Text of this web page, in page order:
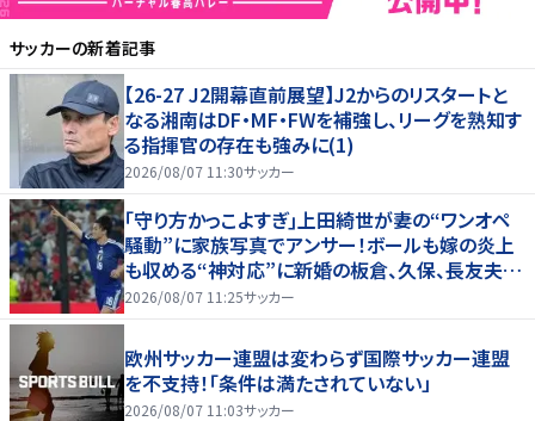
サッカーの新着記事
【26-27 J2開幕直前展望】J2からのリスタートと
なる湘南はDF・MF・FWを補強し、リーグを熟知す
る指揮官の存在も強みに(1)
2026/08/07 11:30サッカー
｢守り方かっこよすぎ｣上田綺世が妻の“ワンオペ
騒動”に家族写真でアンサー！ボールも嫁の炎上
も収める“神対応”に新婚の板倉、久保、長友夫妻
もエール！
2026/08/07 11:25サッカー
欧州サッカー連盟は変わらず国際サッカー連盟
を不支持！「条件は満たされていない」
2026/08/07 11:03サッカー